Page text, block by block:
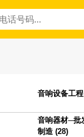
音响设备工
音响器材─批
制造 (28)